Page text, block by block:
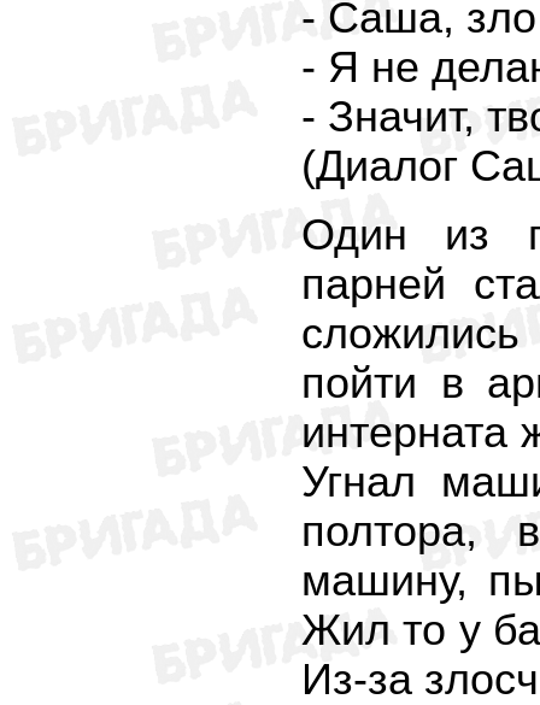
- Саша, зло
- Я не
- Значит,
(Диалог
Один из
парней
пойти в
интерната
Угнал
полтора,
машину,
Жил то у
Из-за